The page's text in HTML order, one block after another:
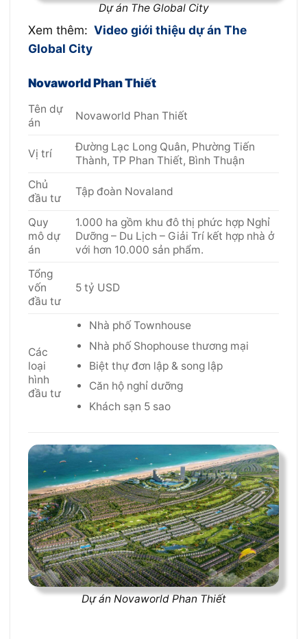
Dự án The Global City
Xem thêm: Video giới thiệu dự án The
Global City
Novaworld Phan Thiết
Tên dự
án
Novaworld Phan Thiết
Vị trí
Đường Lạc Long Quân, Phường Tiến
Thành, TP Phan Thiết, Bình Thuận
Chủ
đầu tư
Tập đoàn Novaland
Quy
mô dự
án
1.000 ha gồm khu đô thị phức hợp Nghỉ
Dưỡng – Du Lịch – Giải Trí kết hợp nhà ở
với hơn 10.000 sản phẩm.
Tổng
vốn
đầu tư
5 tỷ USD
Các
loại
hình
đầu tư
Nhà phố Townhouse
Nhà phố Shophouse thương mại
Biệt thự đơn lập & song lập
Căn hộ nghỉ dưỡng
Khách sạn 5 sao
Dự án Novaworld Phan Thiết